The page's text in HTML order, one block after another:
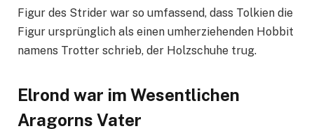
Figur des Strider war so umfassend, dass Tolkien die
Figur ursprünglich als einen umherziehenden Hobbit
namens Trotter schrieb, der Holzschuhe trug.
Elrond war im Wesentlichen
Aragorns Vater